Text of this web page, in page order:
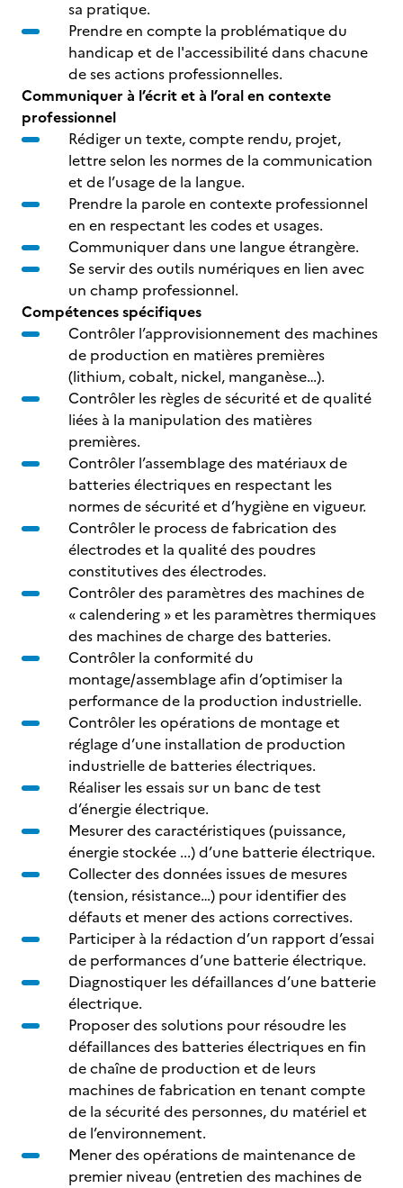
sa pratique.
Prendre en compte la problématique du
handicap et de l'accessibilité dans chacune
de ses actions professionnelles.
Communiquer à l’écrit et à l’oral en contexte
professionnel
Rédiger un texte, compte rendu, projet,
lettre selon les normes de la communication
et de l’usage de la langue.
Prendre la parole en contexte professionnel
en en respectant les codes et usages.
Communiquer dans une langue étrangère.
Se servir des outils numériques en lien avec
un champ professionnel.
Compétences spécifiques
Contrôler l’approvisionnement des machines
de production en matières premières
(lithium, cobalt, nickel, manganèse…).
Contrôler les règles de sécurité et de qualité
liées à la manipulation des matières
premières.
Contrôler l’assemblage des matériaux de
batteries électriques en respectant les
normes de sécurité et d’hygiène en vigueur.
Contrôler le process de fabrication des
électrodes et la qualité des poudres
constitutives des électrodes.
Contrôler des paramètres des machines de
« calendering » et les paramètres thermiques
des machines de charge des batteries.
Contrôler la conformité du
montage/assemblage afin d’optimiser la
performance de la production industrielle.
Contrôler les opérations de montage et
réglage d’une installation de production
industrielle de batteries électriques.
Réaliser les essais sur un banc de test
d’énergie électrique.
Mesurer des caractéristiques (puissance,
énergie stockée ...) d’une batterie électrique.
Collecter des données issues de mesures
(tension, résistance…) pour identifier des
défauts et mener des actions correctives.
Participer à la rédaction d’un rapport d’essai
de performances d’une batterie électrique.
Diagnostiquer les défaillances d’une batterie
électrique.
Proposer des solutions pour résoudre les
défaillances des batteries électriques en fin
de chaîne de production et de leurs
machines de fabrication en tenant compte
de la sécurité des personnes, du matériel et
de l’environnement.
Mener des opérations de maintenance de
premier niveau (entretien des machines de